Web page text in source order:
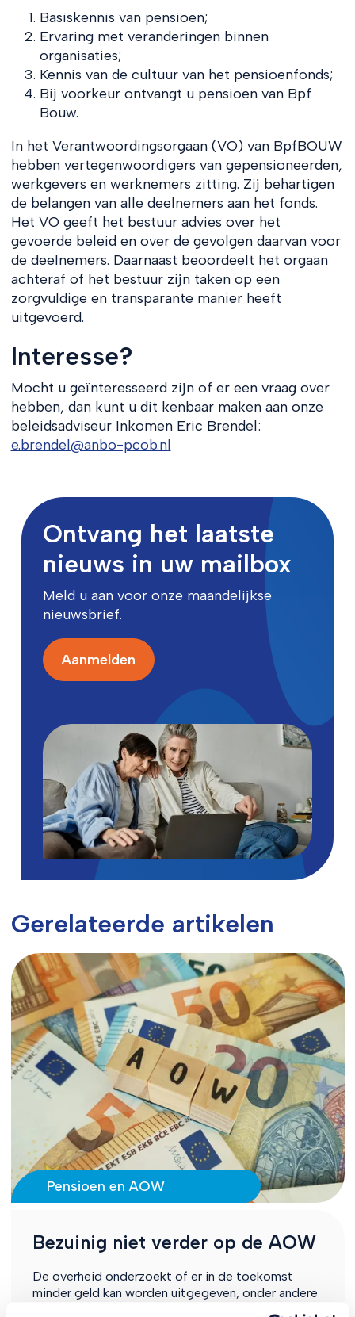
Basiskennis van pensioen;
Ervaring met veranderingen binnen
organisaties;
Kennis van de cultuur van het pensioenfonds;
Bij voorkeur ontvangt u pensioen van Bpf
Bouw.
In het Verantwoordingsorgaan (VO) van BpfBOUW
hebben vertegenwoordigers van gepensioneerden,
werkgevers en werknemers zitting. Zij behartigen
de belangen van alle deelnemers aan het fonds.
Het VO geeft het bestuur advies over het
gevoerde beleid en over de gevolgen daarvan voor
de deelnemers. Daarnaast beoordeelt het orgaan
achteraf of het bestuur zijn taken op een
zorgvuldige en transparante manier heeft
uitgevoerd.
Interesse?
Mocht u geïnteresseerd zijn of er een vraag over
hebben, dan kunt u dit kenbaar maken aan onze
beleidsadviseur Inkomen Eric Brendel:
e.brendel@anbo-pcob.nl
Ontvang het laatste
nieuws in uw mailbox
Meld u aan voor onze maandelijkse
nieuwsbrief.
Aanmelden
Gerelateerde artikelen
Pensioen en AOW
Bezuinig niet verder op de AOW
De overheid onderzoekt of er in de toekomst
minder geld kan worden uitgegeven, onder andere